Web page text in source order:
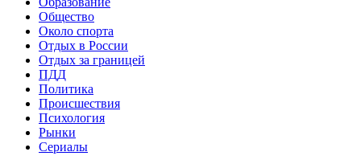
Общество
Около спорта
Отдых в России
Отдых за границей
ПДД
Политика
Происшествия
Психология
Рынки
Сериалы